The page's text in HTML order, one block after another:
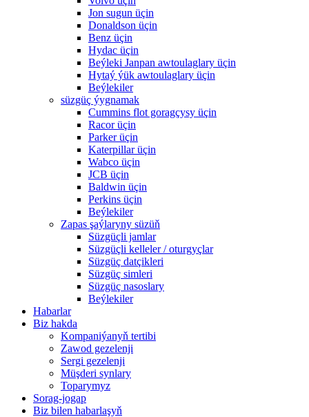
Jon sugun üçin
Donaldson üçin
Benz üçin
Hydac üçin
Beýleki Janpan awtoulaglary üçin
Hytaý ýük awtoulaglary üçin
Beýlekiler
süzgüç ýygnamak
Cummins flot goragçysy üçin
Racor üçin
Parker üçin
Katerpillar üçin
Wabco üçin
JCB üçin
Baldwin üçin
Perkins üçin
Beýlekiler
Zapas şaýlaryny süzüň
Süzgüçli jamlar
Süzgüçli kelleler / oturgyçlar
Süzgüç datçikleri
Süzgüç simleri
Süzgüç nasoslary
Beýlekiler
Habarlar
Biz hakda
Kompaniýanyň tertibi
Zawod gezelenji
Sergi gezelenji
Müşderi synlary
Toparymyz
Sorag-jogap
Biz bilen habarlaşyň